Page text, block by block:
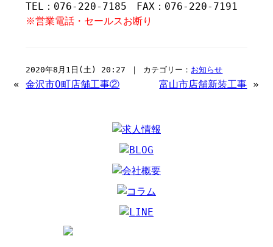
TEL：076-220-7185 FAX：076-220-7191
※営業電話・セールスお断り
2020年8月1日(土) 20:27 ｜ カテゴリー： お知らせ
«金沢市O町店舗工事② 富山市店舗新装工事 »